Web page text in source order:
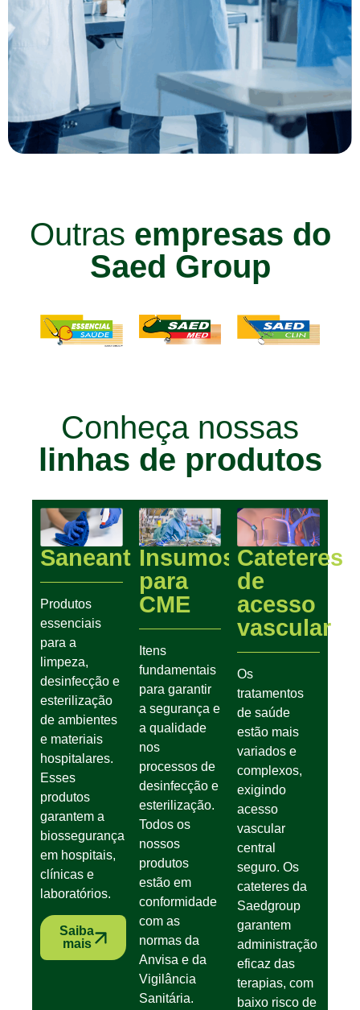
Outras empresas do
Saed Group
Conheça nossas
linhas de produtos
Saneantes
Produtos
essenciais
para a
limpeza,
desinfecção e
esterilização
de ambientes
e materiais
hospitalares.
Esses
produtos
garantem a
biossegurança
em hospitais,
clínicas e
laboratórios.
Saiba
mais
Insumos
para
CME
Itens
fundamentais
para garantir
a segurança e
a qualidade
nos
processos de
desinfecção e
esterilização.
Todos os
nossos
produtos
estão em
conformidade
com as
normas da
Anvisa e da
Vigilância
Sanitária.
Cateteres
de
acesso
vascular
Os
tratamentos
de saúde
estão mais
variados e
complexos,
exigindo
acesso
vascular
central
seguro. Os
cateteres da
Saedgroup
garantem
administração
eficaz das
terapias, com
baixo risco de